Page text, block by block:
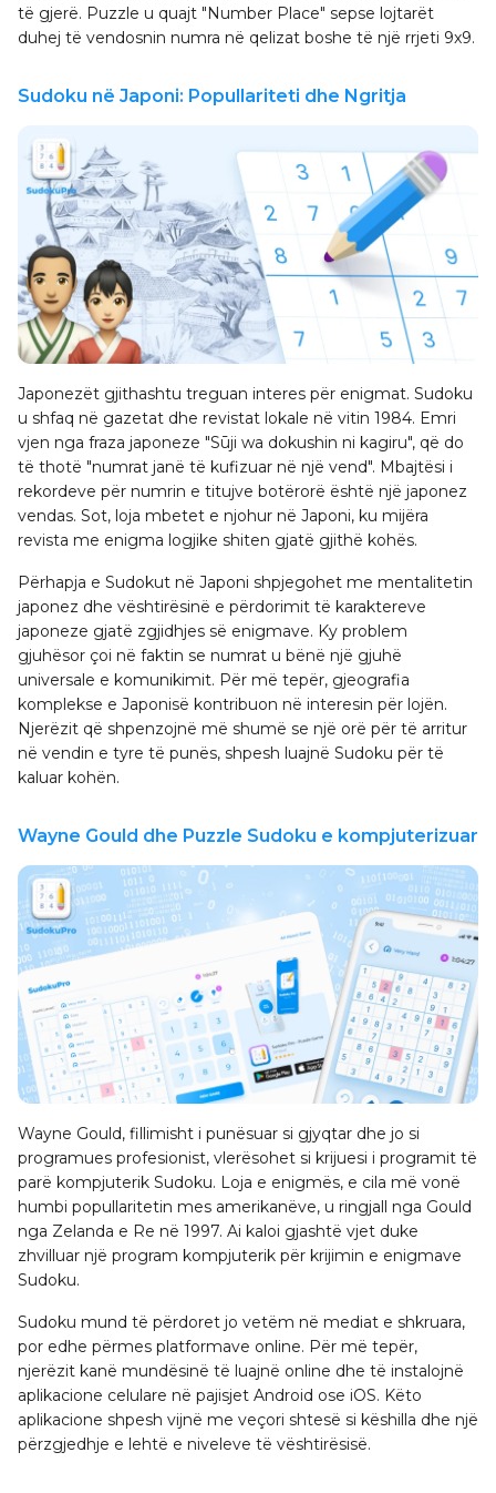
të gjerë. Puzzle u quajt "Number Place" sepse lojtarët
duhej të vendosnin numra në qelizat boshe të një rrjeti 9x9.
Sudoku në Japoni: Popullariteti dhe Ngritja
Japonezët gjithashtu treguan interes për enigmat. Sudoku
u shfaq në gazetat dhe revistat lokale në vitin 1984. Emri
vjen nga fraza japoneze "Sūji wa dokushin ni kagiru", që do
të thotë "numrat janë të kufizuar në një vend". Mbajtësi i
rekordeve për numrin e titujve botërorë është një japonez
vendas. Sot, loja mbetet e njohur në Japoni, ku mijëra
revista me enigma logjike shiten gjatë gjithë kohës.
Përhapja e Sudokut në Japoni shpjegohet me mentalitetin
japonez dhe vështirësinë e përdorimit të karaktereve
japoneze gjatë zgjidhjes së enigmave. Ky problem
gjuhësor çoi në faktin se numrat u bënë një gjuhë
universale e komunikimit. Për më tepër, gjeografia
komplekse e Japonisë kontribuon në interesin për lojën.
Njerëzit që shpenzojnë më shumë se një orë për të arritur
në vendin e tyre të punës, shpesh luajnë Sudoku për të
kaluar kohën.
Wayne Gould dhe Puzzle Sudoku e kompjuterizuar
Wayne Gould, fillimisht i punësuar si gjyqtar dhe jo si
programues profesionist, vlerësohet si krijuesi i programit të
parë kompjuterik Sudoku. Loja e enigmës, e cila më vonë
humbi popullaritetin mes amerikanëve, u ringjall nga Gould
nga Zelanda e Re në 1997. Ai kaloi gjashtë vjet duke
zhvilluar një program kompjuterik për krijimin e enigmave
Sudoku.
Sudoku mund të përdoret jo vetëm në mediat e shkruara,
por edhe përmes platformave online. Për më tepër,
njerëzit kanë mundësinë të luajnë online dhe të instalojnë
aplikacione celulare në pajisjet Android ose iOS. Këto
aplikacione shpesh vijnë me veçori shtesë si këshilla dhe një
përzgjedhje e lehtë e niveleve të vështirësisë.